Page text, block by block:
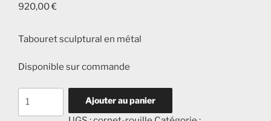
920,00€
Tabouret sculptural en métal
Disponible sur commande
Ajouter au panier